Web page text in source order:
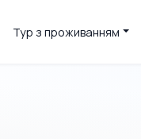
Тур з проживанням